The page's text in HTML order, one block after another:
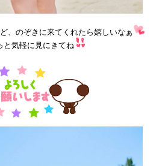
、のぞきに来てくれたら嬉しいなぁ
と気軽に見にきてね